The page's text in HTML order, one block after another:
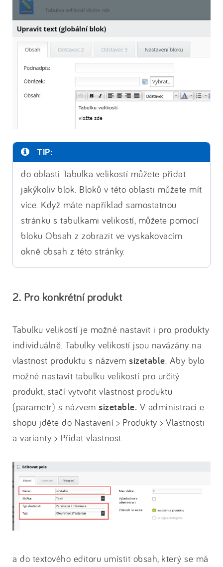
TIP:
do oblasti Tabulka velikostí můžete přidat
jakýkoliv blok. Bloků v této oblasti můžete mít
více. Když máte například samostatnou
stránku s tabulkami velikostí, můžete pomocí
bloku Obsah z zobrazit ve vyskakovacím
okně obsah z této stránky.
2. Pro konkrétní produkt
Tabulku velikostí je možné nastavit i pro produkty
individuálně. Tabulky velikostí jsou navázány na
vlastnost produktu s názvem sizetable. Aby bylo
možné nastavit tabulku velikostí pro určitý
produkt, stačí vytvořit vlastnost produktu
(parametr) s názvem sizetable. V administraci e-
shopu jděte do Nastavení > Produkty > Vlastnosti
a varianty > Přidat vlastnost.
a do textového editoru umístit obsah, který se má